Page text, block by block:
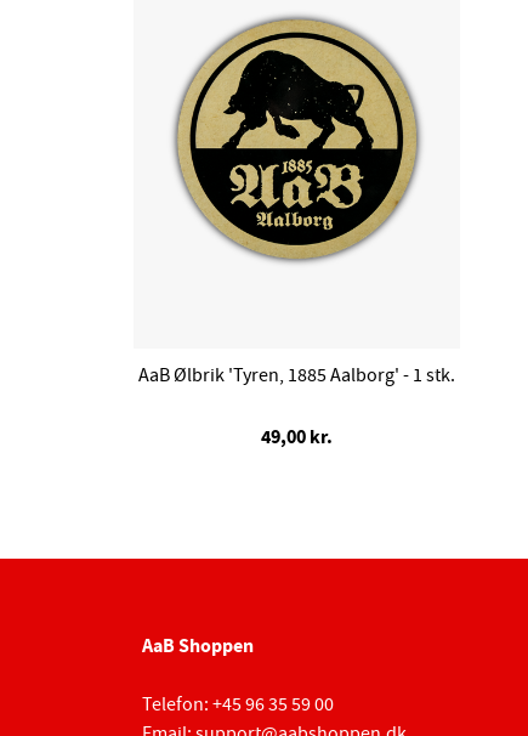
AaB Ølbrik 'Tyren, 1885 Aalborg' - 1 stk.
49,00 kr.
AaB Shoppen
Telefon: +45 96 35 59 00